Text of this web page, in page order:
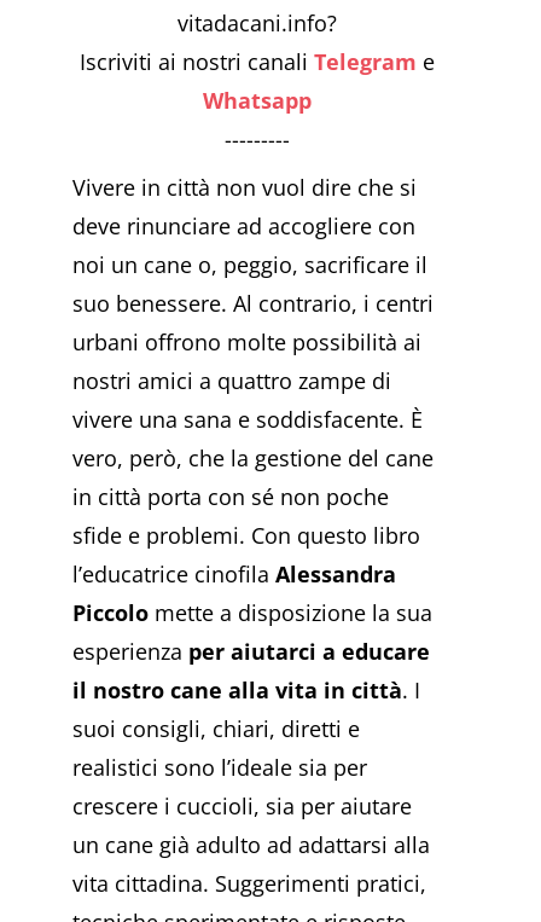
vitadacani.info?
Iscriviti ai nostri canali Telegram e
Whatsapp
---------
Vivere in città non vuol dire che si
deve rinunciare ad accogliere con
noi un cane o, peggio, sacrificare il
suo benessere. Al contrario, i centri
urbani offrono molte possibilità ai
nostri amici a quattro zampe di
vivere una sana e soddisfacente. È
vero, però, che la gestione del cane
in città porta con sé non poche
sfide e problemi. Con questo libro
l’educatrice cinofila Alessandra
Piccolo mette a disposizione la sua
esperienza per aiutarci a educare
il nostro cane alla vita in città. I
suoi consigli, chiari, diretti e
realistici sono l’ideale sia per
crescere i cuccioli, sia per aiutare
un cane già adulto ad adattarsi alla
vita cittadina. Suggerimenti pratici,